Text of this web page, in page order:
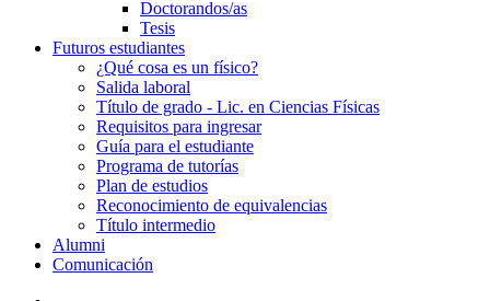
Doctorandos/as
Tesis
Futuros estudiantes
¿Qué cosa es un físico?
Salida laboral
Título de grado - Lic. en Ciencias Físicas
Requisitos para ingresar
Guía para el estudiante
Programa de tutorías
Plan de estudios
Reconocimiento de equivalencias
Título intermedio
Alumni
Comunicación